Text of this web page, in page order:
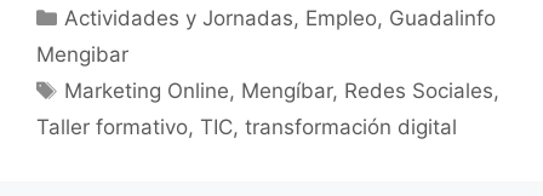
Categorías
Actividades y Jornadas, Empleo, Guadalinfo
Mengibar
Etiquetas
Marketing Online, Mengíbar, Redes Sociales,
Taller formativo, TIC, transformación digital